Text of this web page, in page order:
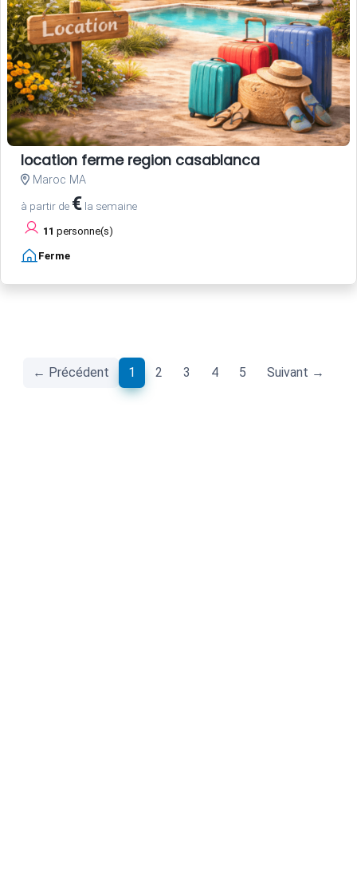
location ferme region casablanca
Maroc MA
à partir de € la semaine
11 personne(s)
Ferme
← Précédent 1 (current)
2 3 4 5 Suivant →